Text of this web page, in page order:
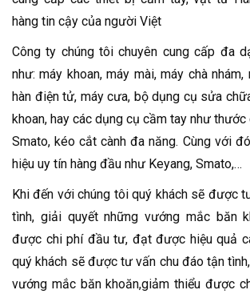
hàng tin cậy của người Việt
Công ty chúng tôi chuyên cung cấp đa
như: máy khoan, máy mài, máy chà
hàn điện tử, máy cưa, bộ dụng cụ sửa
khoan, hay các dụng cụ cầm tay như
Smato, kéo cắt cành đa năng. Cùng với
hiệu uy tín hàng đầu như Keyang, Smato,…
Khi đến với chúng tôi quý khách sẽ được
tình, giải quyết những vướng mắc băn
được chi phí đầu tư, đạt được hiệu quả
quý khách sẽ được tư vấn chu đáo tận
vướng mắc băn khoăn,giảm thiểu được